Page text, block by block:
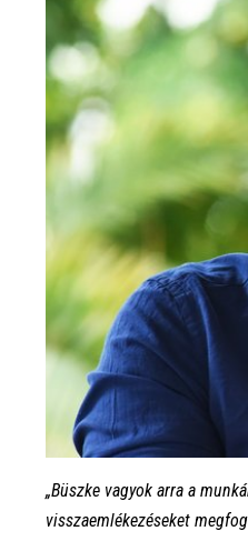
„Büszke vagyok arra a
visszaemlékezéseket